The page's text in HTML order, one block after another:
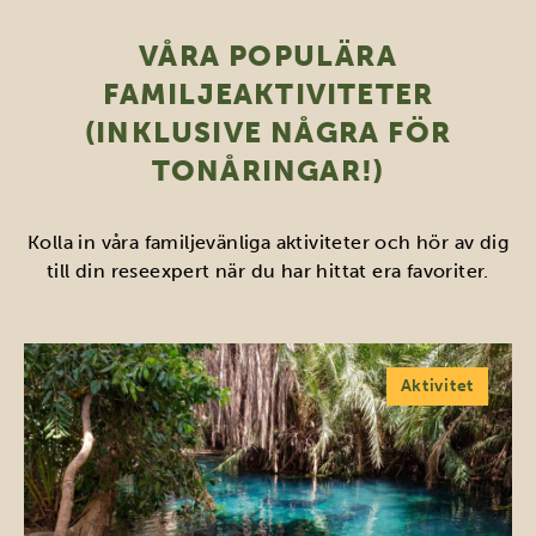
VÅRA POPULÄRA
FAMILJEAKTIVITETER
(INKLUSIVE NÅGRA FÖR
TONÅRINGAR!)
Kolla in våra familjevänliga aktiviteter och hör av dig
till din reseexpert när du har hittat era favoriter.
Aktivitet